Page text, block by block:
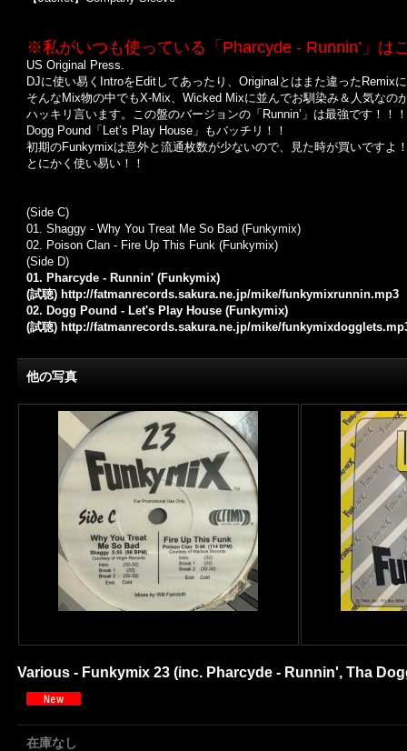
※私がいつも使っている「Pharcyde - Runnin’」は
US Original Press.
DJに使い易く Introを Editしてあったり、 Original とはまた違った Remix
そんな Mix物の中でもX-Mix、 Wicked Mixに並んでお馴染み＆人気なの
ハッキリ言います。この盤のバージョンの「Runnin’」は最強です！！
Dogg Pound「Let’s Play House」もバッチリ！！
初期のFunkymixは意外と流通枚数が少ないので、見た時が買いですよ
とにかく使い易い！！
(Side C)
01. Shaggy - Why You Treat Me So Bad (Funkymix)
02. Poison Clan - Fire Up This Funk (Funkymix)
(Side D)
01. Pharcyde - Runnin' (Funkymix)
(試聴) http://fatmanrecords.sakura.ne.jp/mike/funkymixrunnin.mp3
02. Dogg Pound - Let's Play House (Funkymix)
(試聴) http://fatmanrecords.sakura.ne.jp/mike/
他の写真
Various - Funkymix 23 (inc. Pharcyde - Runnin', Tha
在庫なし